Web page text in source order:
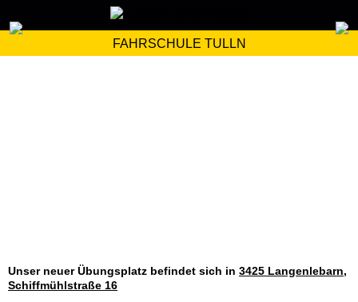
FAHRSCHULE TULLN
Unser neuer Übungsplatz befindet sich in 3425 Langenlebarn,
Schiffmühlstraße 16